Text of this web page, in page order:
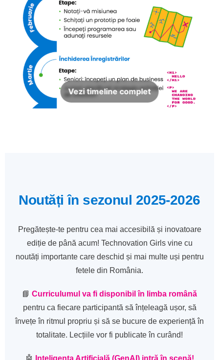
Vezi timeline complet
Noutăți în sezonul 2025-2026
Pregătește-te pentru cea mai accesibilă și inovatoare
ediție de până acum! Technovation Girls vine cu
noutăți importante care deschid și mai multe uși pentru
fetele din România.
📘 Curriculumul va fi disponibil în limba română
pentru ca fiecare participantă să înțeleagă ușor, să
învețe în ritmul propriu și să se bucure de experiență în
totalitate. Lecțiile vor fi publicate în curând!
🤖
Inteligența Artificială (GenAI) intră în scenă!